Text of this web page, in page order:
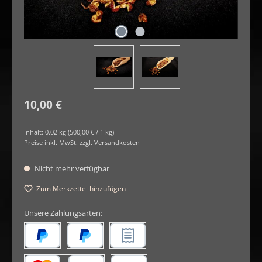
Regulärer Preis:
10,00 €
Inhalt: 0.02 kg (500,00 € / 1 kg)
Preise inkl. MwSt. zzgl. Versandkosten
Nicht mehr verfügbar
Zum Merkzettel hinzufügen
Unsere Zahlungsarten:
Später Bezahlen
PayPal Rechnungskauf